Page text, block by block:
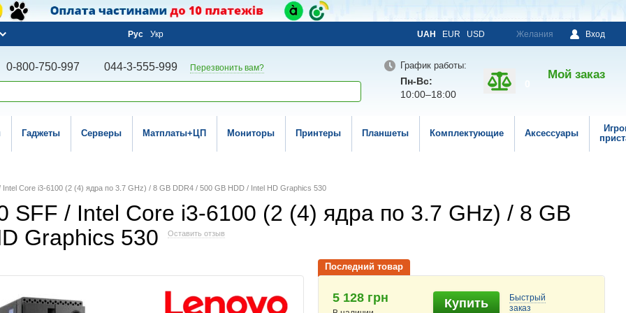
Рус Укр UAH EUR USD Желания Вход
0-800-750-997 044-3-555-999 Перезвонить вам? График работы:
Пн-Вс:
10:00–18:00
Мой заказ
Гаджеты Серверы Матплаты+ЦП Мониторы Принтеры Планшеты Комплектующие Аксессуары
Core i3-6100 (2 (4) ядра по 3.7 GHz) / 8 GB DDR4 / 500 GB HDD / Intel HD Graphics 530
SFF / Intel Core i3-6100 (2 (4) ядра по 3.7 GHz) / 8 GB
Graphics 530
Оставить отзыв
5 128 грн Купить
Быстрый
заказ
Последний товар